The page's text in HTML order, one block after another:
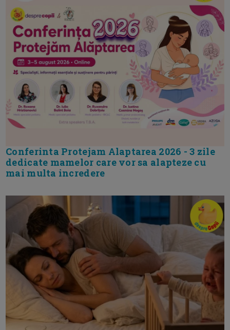
Conferinta Protejam Alaptarea 2026 - 3 zile
dedicate mamelor care vor sa alapteze cu
mai multa incredere